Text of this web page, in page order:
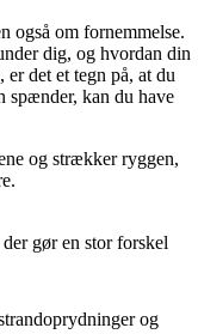
også om fornemmelse.
dig, og hvordan din
det et tegn på, at du
spænder, kan du have
og strækker ryggen,
gør en stor forskel
og